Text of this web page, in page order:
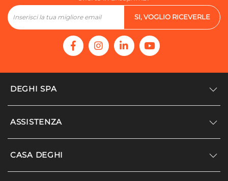
SI, VOGLIO RICEVERLE
DEGHI SPA
Accedi/Registrati
ASSISTENZA
Supporto
CASA DEGHI